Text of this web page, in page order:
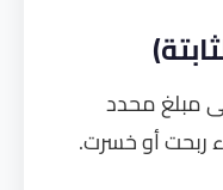
مبلغ محدد
ربحت أو خسرت.